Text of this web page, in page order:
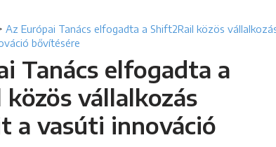
Az Európai Tanács elfogadta a Shift2Rail közös
bővítésére
Tanács elfogadta a
vállalkozás
a vasúti innováció